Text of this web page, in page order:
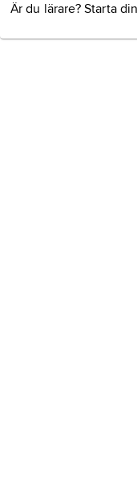
Är du lärare? Starta